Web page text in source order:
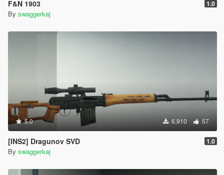
F&N 1903 1.0
By swaggerkaj
5.0 6,910 57
[INS2] Dragunov SVD 1.0
By swaggerkaj